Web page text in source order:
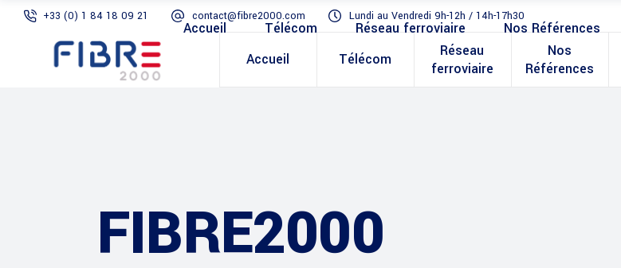
+33 (0) 1 84 18 09 21 contact@fibre2000.com Lundi au Vendredi 9h-12h / 14h-17h30
Accueil Télécom
Réseau
ferroviaire
Nos
Références
Accueil Télécom Réseau ferroviaire Nos Références
FIBRE2000